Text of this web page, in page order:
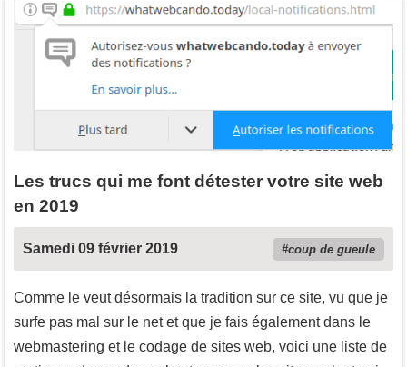
Les trucs qui me font détester votre site web
en 2019
Samedi 09 février 2019 coup de gueule
Comme le veut désormais la tradition sur ce site, vu que je
surfe pas mal sur le net et que je fais également dans le
webmastering et le codage de sites web, voici une liste de